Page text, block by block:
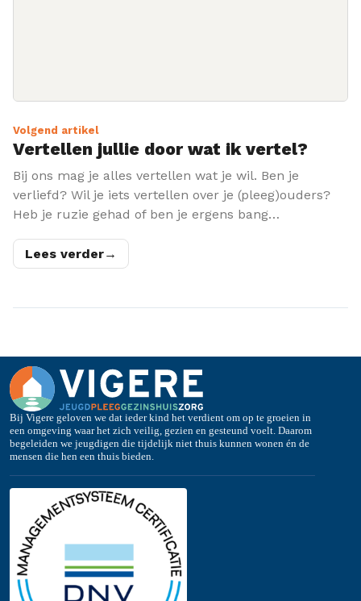
Volgend artikel
Vertellen jullie door wat ik vertel?
Bij ons mag je alles vertellen wat je wil. Ben je
verliefd? Wil je iets vertellen over je (pleeg)ouders?
Heb je ruzie gehad of ben je ergens bang…
Lees verder→
Bij Vigere geloven we dat ieder kind het verdient om op te groeien in
een omgeving waar het zich veilig, gezien en gesteund voelt. Daarom
begeleiden we jeugdigen die tijdelijk niet thuis kunnen wonen én de
mensen die hen een thuis bieden.